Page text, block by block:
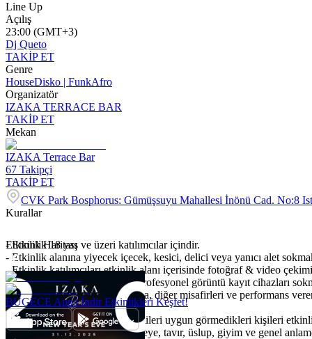
Line Up
Açılış
23:00 (GMT+3)
Dj Queto
TAKİP ET
Genre
HouseDisko | FunkAfro
Organizatör
IZAKA TERRACE BAR
TAKİP ET
Mekan
IZAKA Terrace Bar
67 Takipçi
TAKİP ET
CVK Park Bosphorus: Gümüşsuyu Mahallesi İnönü Cad. No:8
Kurallar
- Etkinlik 18 yaş ve üzeri katılımcılar içindir.
- Etkinlik alanına yiyecek içecek, kesici, delici veya yanıcı alet
- Etkinlik katılımcıları etkinlik alanı içerisinde fotoğraf & video
- Yazılı izin olmadığı takdirde profesyonel görüntü kayıt cihazları
- Profesyonel olmayan cihazlarla, diğer misafirleri ve performans
yapmak kesinlikle yasaktır.
- Organizasyon ve mekan yetkilileri uygun görmedikleri kişileri
- ⁠Kadın-erkek sayısındaki dengeye, tavır, üslup, giyim ve genel
Etkinlik Haritası
BUGECE App'i İndir Etkinlikleri Keşfet!